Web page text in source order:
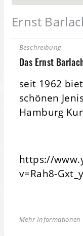
Ernst
Beschreibung
Das Ernst
seit 1962
schönen
Hamburg
https://
v=Rah8-
Mehr Informationen